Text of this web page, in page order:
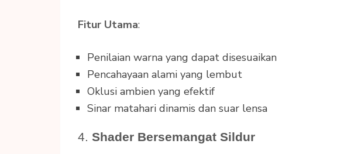
Fitur Utama:
Penilaian warna yang dapat disesuaikan
Pencahayaan alami yang lembut
Oklusi ambien yang efektif
Sinar matahari dinamis dan suar lensa
4. Shader Bersemangat Sildur